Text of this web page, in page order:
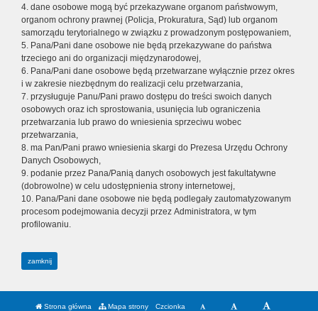
4. dane osobowe mogą być przekazywane organom państwowym,
organom ochrony prawnej (Policja, Prokuratura, Sąd) lub organom
samorządu terytorialnego w związku z prowadzonym postępowaniem,
5. Pana/Pani dane osobowe nie będą przekazywane do państwa
trzeciego ani do organizacji międzynarodowej,
6. Pana/Pani dane osobowe będą przetwarzane wyłącznie przez okres
i w zakresie niezbędnym do realizacji celu przetwarzania,
7. przysługuje Panu/Pani prawo dostępu do treści swoich danych
osobowych oraz ich sprostowania, usunięcia lub ograniczenia
przetwarzania lub prawo do wniesienia sprzeciwu wobec
przetwarzania,
8. ma Pan/Pani prawo wniesienia skargi do Prezesa Urzędu Ochrony
Danych Osobowych,
9. podanie przez Pana/Panią danych osobowych jest fakultatywne
(dobrowolne) w celu udostępnienia strony internetowej,
10. Pana/Pani dane osobowe nie będą podlegały zautomatyzowanym
procesom podejmowania decyzji przez Administratora, w tym
profilowaniu.
zamknij
Strona główna Mapa strony Czcionka